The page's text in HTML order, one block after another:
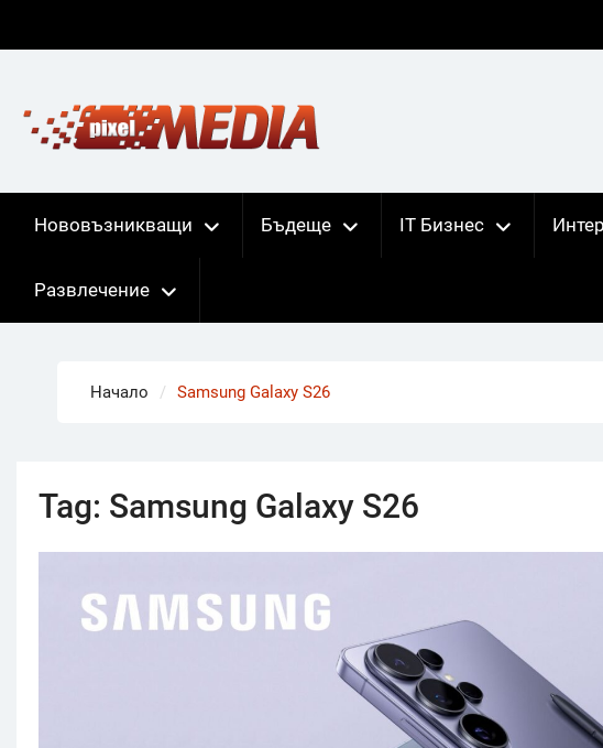
Нововъзникващи Бъдеще IT Бизнес
Развлечение
Начало Samsung Galaxy S26
Tag: Samsung Galaxy S26